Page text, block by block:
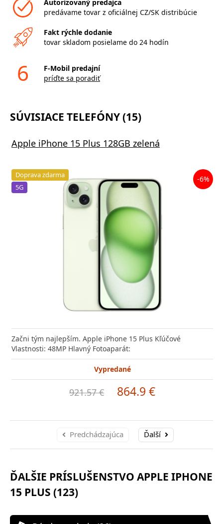
Autorizovaný predajca
predávame tovar z oficiálnej CZ/SK distribúcie
Fakt rýchle dodanie
tovar skladom posielame do 24 hodín
6
F-Mobil predajní
príďte sa poradiť
SÚVISIACE TELEFÓNY (15)
Apple iPhone 15 Plus 128GB zelená
Doprava zdarma
5G
-6%
Začni tým najlepším. Apple iPhone 15 Plus Kľúčové
Vlastnosti: 48MP Hlavný Fotoaparát:
Vypredané
921.57 € 864.9 €
Predchádzajúca Ďalší
ĎALŠIE PRÍSLUŠENSTVO APPLE IPHONE
15 PLUS (123)